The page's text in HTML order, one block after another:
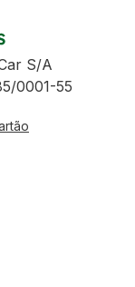
S/A
0001-55